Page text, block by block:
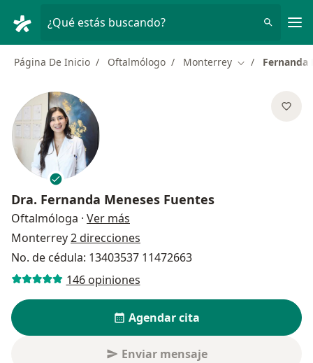
¿Qué estás buscando?
Página De Inicio Oftalmólogo Monterrey Cambiar de
Fernanda
Dra. Fernanda Meneses Fuentes
Oftalmóloga · Ver más
Monterrey2 direcciones
No. de cédula: 13403537 11472663
146 opiniones
Agendar cita
Enviar mensaje